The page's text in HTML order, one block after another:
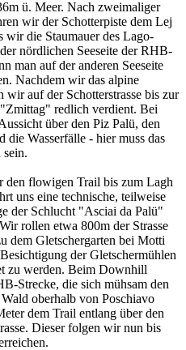
ü. Meer. Nach zweimaliger
wir der Schotterpiste dem Lej
wir die Staumauer des Lago-
nördlichen Seeseite der RHB-
man auf der anderen Seeseite
Nachdem wir das alpine
wir auf der Schotterstrasse bis zur
redlich verdient. Bei
über den Piz Palü, den
die Wasserfälle - hier muss das
den flowigen Trail bis zum Lagh
uns eine technische, teilweise
der Schlucht "Asciai da Palü"
rollen etwa 800m der Strasse
dem Gletschergarten bei Motti
der Gletschermühlen
zu werden. Beim Downhill
Strecke, die sich mühsam den
oberhalb von Poschiavo
dem Trail entlang über den
Dieser folgen wir nun bis